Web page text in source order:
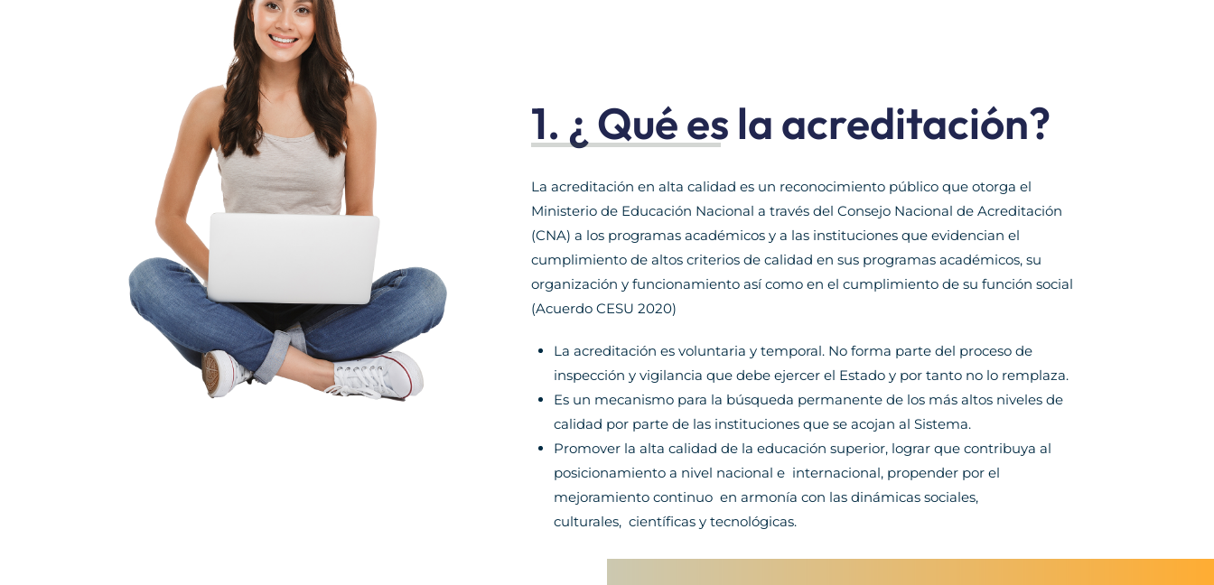
1. ¿ Qué es la acreditación?
La acreditación en alta calidad es un reconocimiento público que otorga el
Ministerio de Educación Nacional a través del Consejo Nacional de Acreditación
(CNA) a los programas académicos y a las instituciones que evidencian el
cumplimiento de altos criterios de calidad en sus programas académicos, su
organización y funcionamiento así como en el cumplimiento de su función social
(Acuerdo CESU 2020)
La acreditación es voluntaria y temporal. No forma parte del proceso de
inspección y vigilancia que debe ejercer el Estado y por tanto no lo remplaza.
Es un mecanismo para la búsqueda permanente de los más altos niveles de
calidad por parte de las instituciones que se acojan al Sistema.
Promover la alta calidad de la educación superior, lograr que contribuya al
posicionamiento a nivel nacional e internacional, propender por el
mejoramiento continuo en armonía con las dinámicas sociales,
culturales, científicas y tecnológicas.​